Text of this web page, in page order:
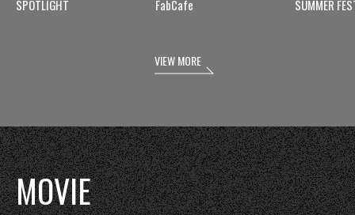
SPOTLIGHT FabCafe SUMMER
VIEW MORE
MOVIE